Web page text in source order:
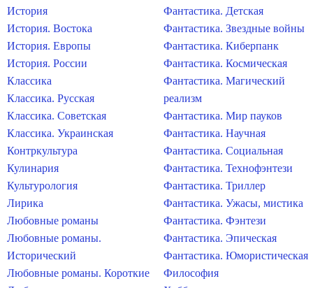
История
История. Востока
История. Европы
История. России
Классика
Классика. Русская
Классика. Советская
Классика. Украинская
Контркультура
Кулинария
Культурология
Лирика
Любовные романы
Любовные романы.
Исторический
Любовные романы. Короткие
Фантастика. Детская
Фантастика. Звездные войны
Фантастика. Киберпанк
Фантастика. Космическая
Фантастика. Магический
реализм
Фантастика. Мир пауков
Фантастика. Научная
Фантастика. Социальная
Фантастика. Технофэнтези
Фантастика. Триллер
Фантастика. Ужасы, мистика
Фантастика. Фэнтези
Фантастика. Эпическая
Фантастика. Юмористическая
Философия